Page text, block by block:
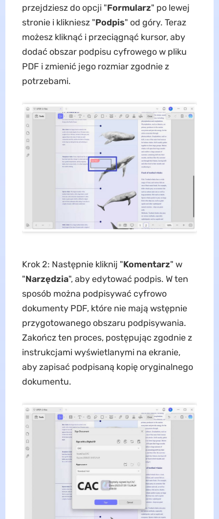
przejdziesz do opcji "Formularz" po lewej
stronie i klikniesz "Podpis" od góry. Teraz
możesz kliknąć i przeciągnąć kursor, aby
dodać obszar podpisu cyfrowego w pliku
PDF i zmienić jego rozmiar zgodnie z
potrzebami.
Krok 2: Następnie kliknij "Komentarz" w
"Narzędzia", aby edytować podpis. W ten
sposób można podpisywać cyfrowo
dokumenty PDF, które nie mają wstępnie
przygotowanego obszaru podpisywania.
Zakończ ten proces, postępując zgodnie z
instrukcjami wyświetlanymi na ekranie,
aby zapisać podpisaną kopię oryginalnego
dokumentu.